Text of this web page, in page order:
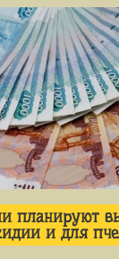
планируют
и для